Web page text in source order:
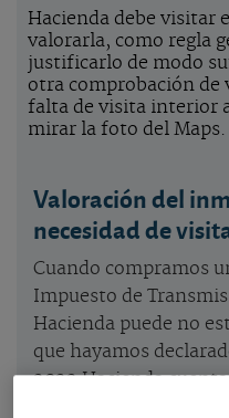
Hacienda debe visitar
valorarla, como regla
justificarlo de modo
otra comprobación de
falta de visita interior
mirar la foto del Maps.
Valoración del
necesidad de
Cuando compramos
Impuesto de
Hacienda puede no
que hayamos
2022 Hacienda